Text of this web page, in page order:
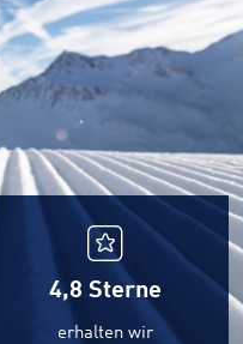
4,8 Sterne
erhalten wir